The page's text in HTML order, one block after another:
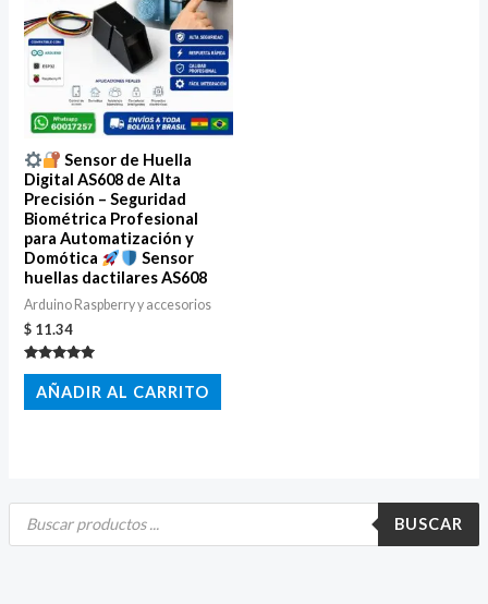
B
BUSCAR
Sensor de Huella
Digital AS608 de Alta
Precisión – Seguridad
Biométrica Profesional
para Automatización y
Domótica
Sensor
huellas dactilares AS608
Arduino Raspberry y accesorios
$ 11.34
Valorado
con
5.00
de 5
AÑADIR AL CARRITO